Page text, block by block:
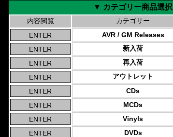
▼ カテゴリー商品選択
内容閲覧 カテゴリー
AVR / GM Releases
新入荷
再入荷
アウトレット
CDs
MCDs
Vinyls
DVDs